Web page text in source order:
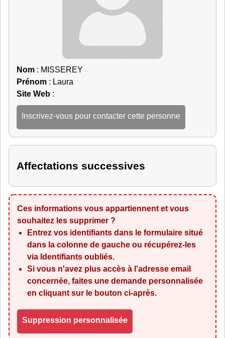
Nom : MISSEREY
Prénom : Laura
Site Web :
Inscrivez-vous pour contacter cette personne
Affectations successives
Ces informations vous appartiennent et vous
souhaitez les supprimer ?
Entrez vos identifiants dans le formulaire situé
dans la colonne de gauche ou récupérez-les
via Identifiants oubliés.
Si vous n'avez plus accès à l'adresse email
concernée, faites une demande personnalisée
en cliquant sur le bouton ci-après.
Suppression personnalisée